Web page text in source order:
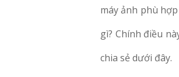
máy ảnh phù
gì? Chính điều
chia sẻ dưới đây.